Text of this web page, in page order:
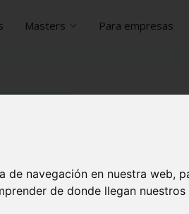
navegación en nuestra web,
de donde llegan nuestros
Masters Para empresas
y formación in company
IA en resultados reales